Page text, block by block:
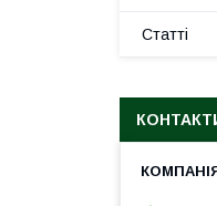
Статті